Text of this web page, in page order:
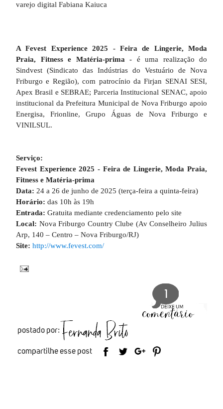
varejo digital Fabiana Kaiuca
A Fevest Experience 2025 - Feira de Lingerie, Moda
Praia, Fitness e Matéria-prima - é uma realização do
Sindvest (Sindicato das Indústrias do Vestuário de Nova
Friburgo e Região), com patrocínio da Firjan SENAI SESI,
Apex Brasil e SEBRAE; Parceria Institucional SENAC, apoio
institucional da Prefeitura Municipal de Nova Friburgo apoio
Energisa, Frionline, Grupo Águas de Nova Friburgo e
VINILSUL.
Serviço:
Fevest Experience 2025 - Feira de Lingerie, Moda Praia,
Fitness e Matéria-prima
Data: 24 a 26 de junho de 2025 (terça-feira a quinta-feira)
Horário: das 10h às 19h
Entrada: Gratuita mediante credenciamento pelo site
Local: Nova Friburgo Country Clube (Av Conselheiro Julius
Arp, 140 – Centro – Nova Friburgo/RJ)
Site: http://www.fevest.com/
1